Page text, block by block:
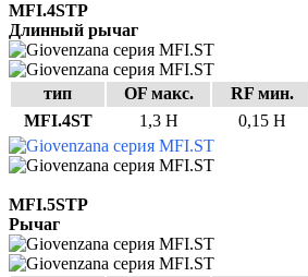
MFI.4STP
Длинный рычаг
тип OF макс. RF мин.
MFI.4ST
1,3 Н 0,15 Н
MFI.5STP
Рычаг